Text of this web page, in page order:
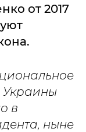
от 2017
Украины
в
ныне